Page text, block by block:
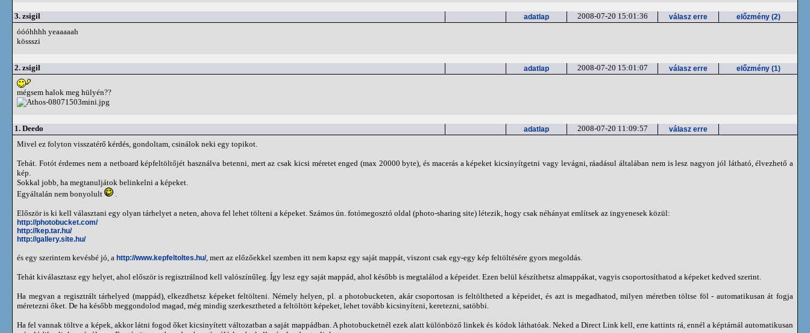
3. zsigil adatlap 2008-07-20 15:01:36 válasz erre előzmény (2)
óóóhhhh yeaaaaah
kössszi
2. zsigil adatlap 2008-07-20 15:01:07 válasz erre előzmény (1)
mégsem halok meg hülyén??
1. Deedo adatlap 2008-07-20 11:09:57 válasz erre
Mivel ez folyton visszatérő kérdés, gondoltam, csinálok neki egy topikot.
Tehát. Fotót érdemes nem a netboard képfeltöltőjét használva betenni, mert az csak kicsi méretet enged (max 20000 byte), és macerás a képeket kicsinyítgetni vagy levágni, ráadásul általában nem is lesz nagyon jól látható, élvezhető a
kép.
Sokkal jobb, ha megtanuljátok belinkelni a képeket.
Egyáltalán nem bonyolult
.
Először is ki kell választani egy olyan tárhelyet a neten, ahova fel lehet tölteni a képeket. Számos ún. fotómegosztó oldal (photo-sharing site) létezik, hogy csak néhányat említsek az ingyenesek közül:
http://photobucket.com/
http://kep.tar.hu/
http://gallery.site.hu/
és egy szerintem kevésbé jó, a http://www.kepfeltoltes.hu/, mert az előzőekkel szemben itt nem kapsz egy saját mappát, viszont csak egy-egy kép feltöltésére gyors megoldás.
Tehát kiválasztasz egy helyet, ahol először is regisztrálnod kell valószínűleg. Így lesz egy saját mappád, ahol később is megtalálod a képeidet. Ezen belül készíthetsz almappákat, vagyis csoportosíthatod a képeket kedved szerint.
Ha megvan a regisztrált tárhelyed (mappád), elkezdhetsz képeket feltölteni. Némely helyen, pl. a photobucketen, akár csoportosan is feltöltheted a képeidet, és azt is megadhatod, milyen méretben töltse föl - automatikusan át fogja
méretezni őket. De ha később meggondolod magad, még mindig szerkesztheted a feltöltött képeket, lehet tovább kicsinyíteni, keretezni, satöbbi.
Ha fel vannak töltve a képek, akkor látni fogod őket kicsinyített változatban a saját mappádban. A photobucketnél ezek alatt különböző linkek és kódok láthatóak. Neked a Direct Link kell, erre kattints rá, ennél a képtárnál automatikusan